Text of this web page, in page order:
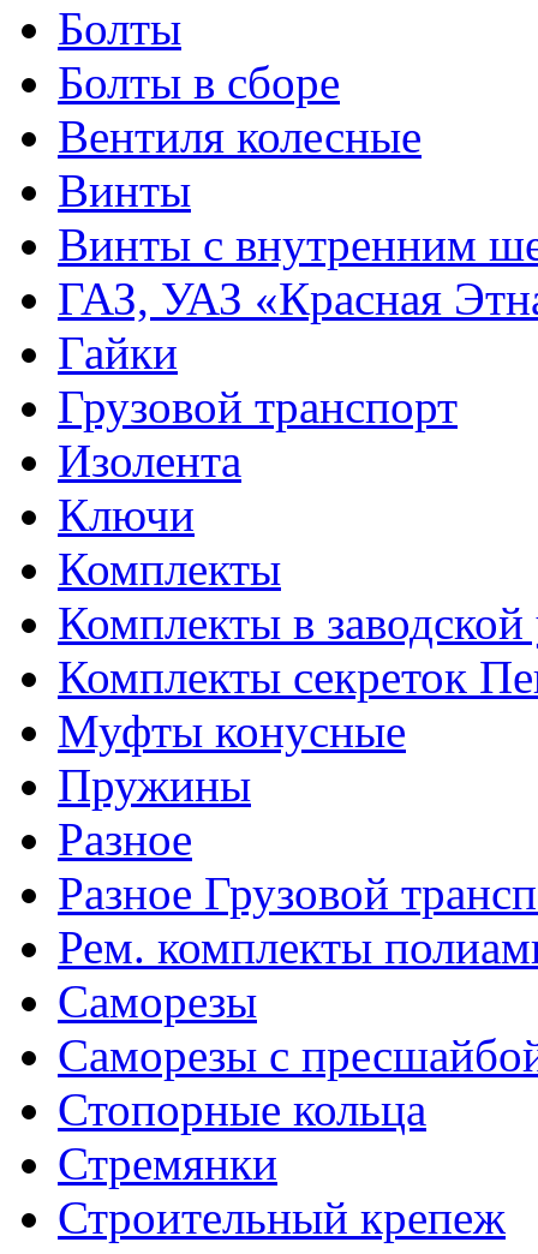
Болты
Болты в сборе
Вентиля колесные
Винты
Винты с внутренним
ГАЗ, УАЗ «Красная
Гайки
Грузовой транспорт
Изолента
Ключи
Комплекты
Комплекты в заводской
Комплекты секреток
Муфты конусные
Пружины
Разное
Разное Грузовой
Рем. комплекты
Саморезы
Саморезы с
Стопорные кольца
Стремянки
Строительный крепеж